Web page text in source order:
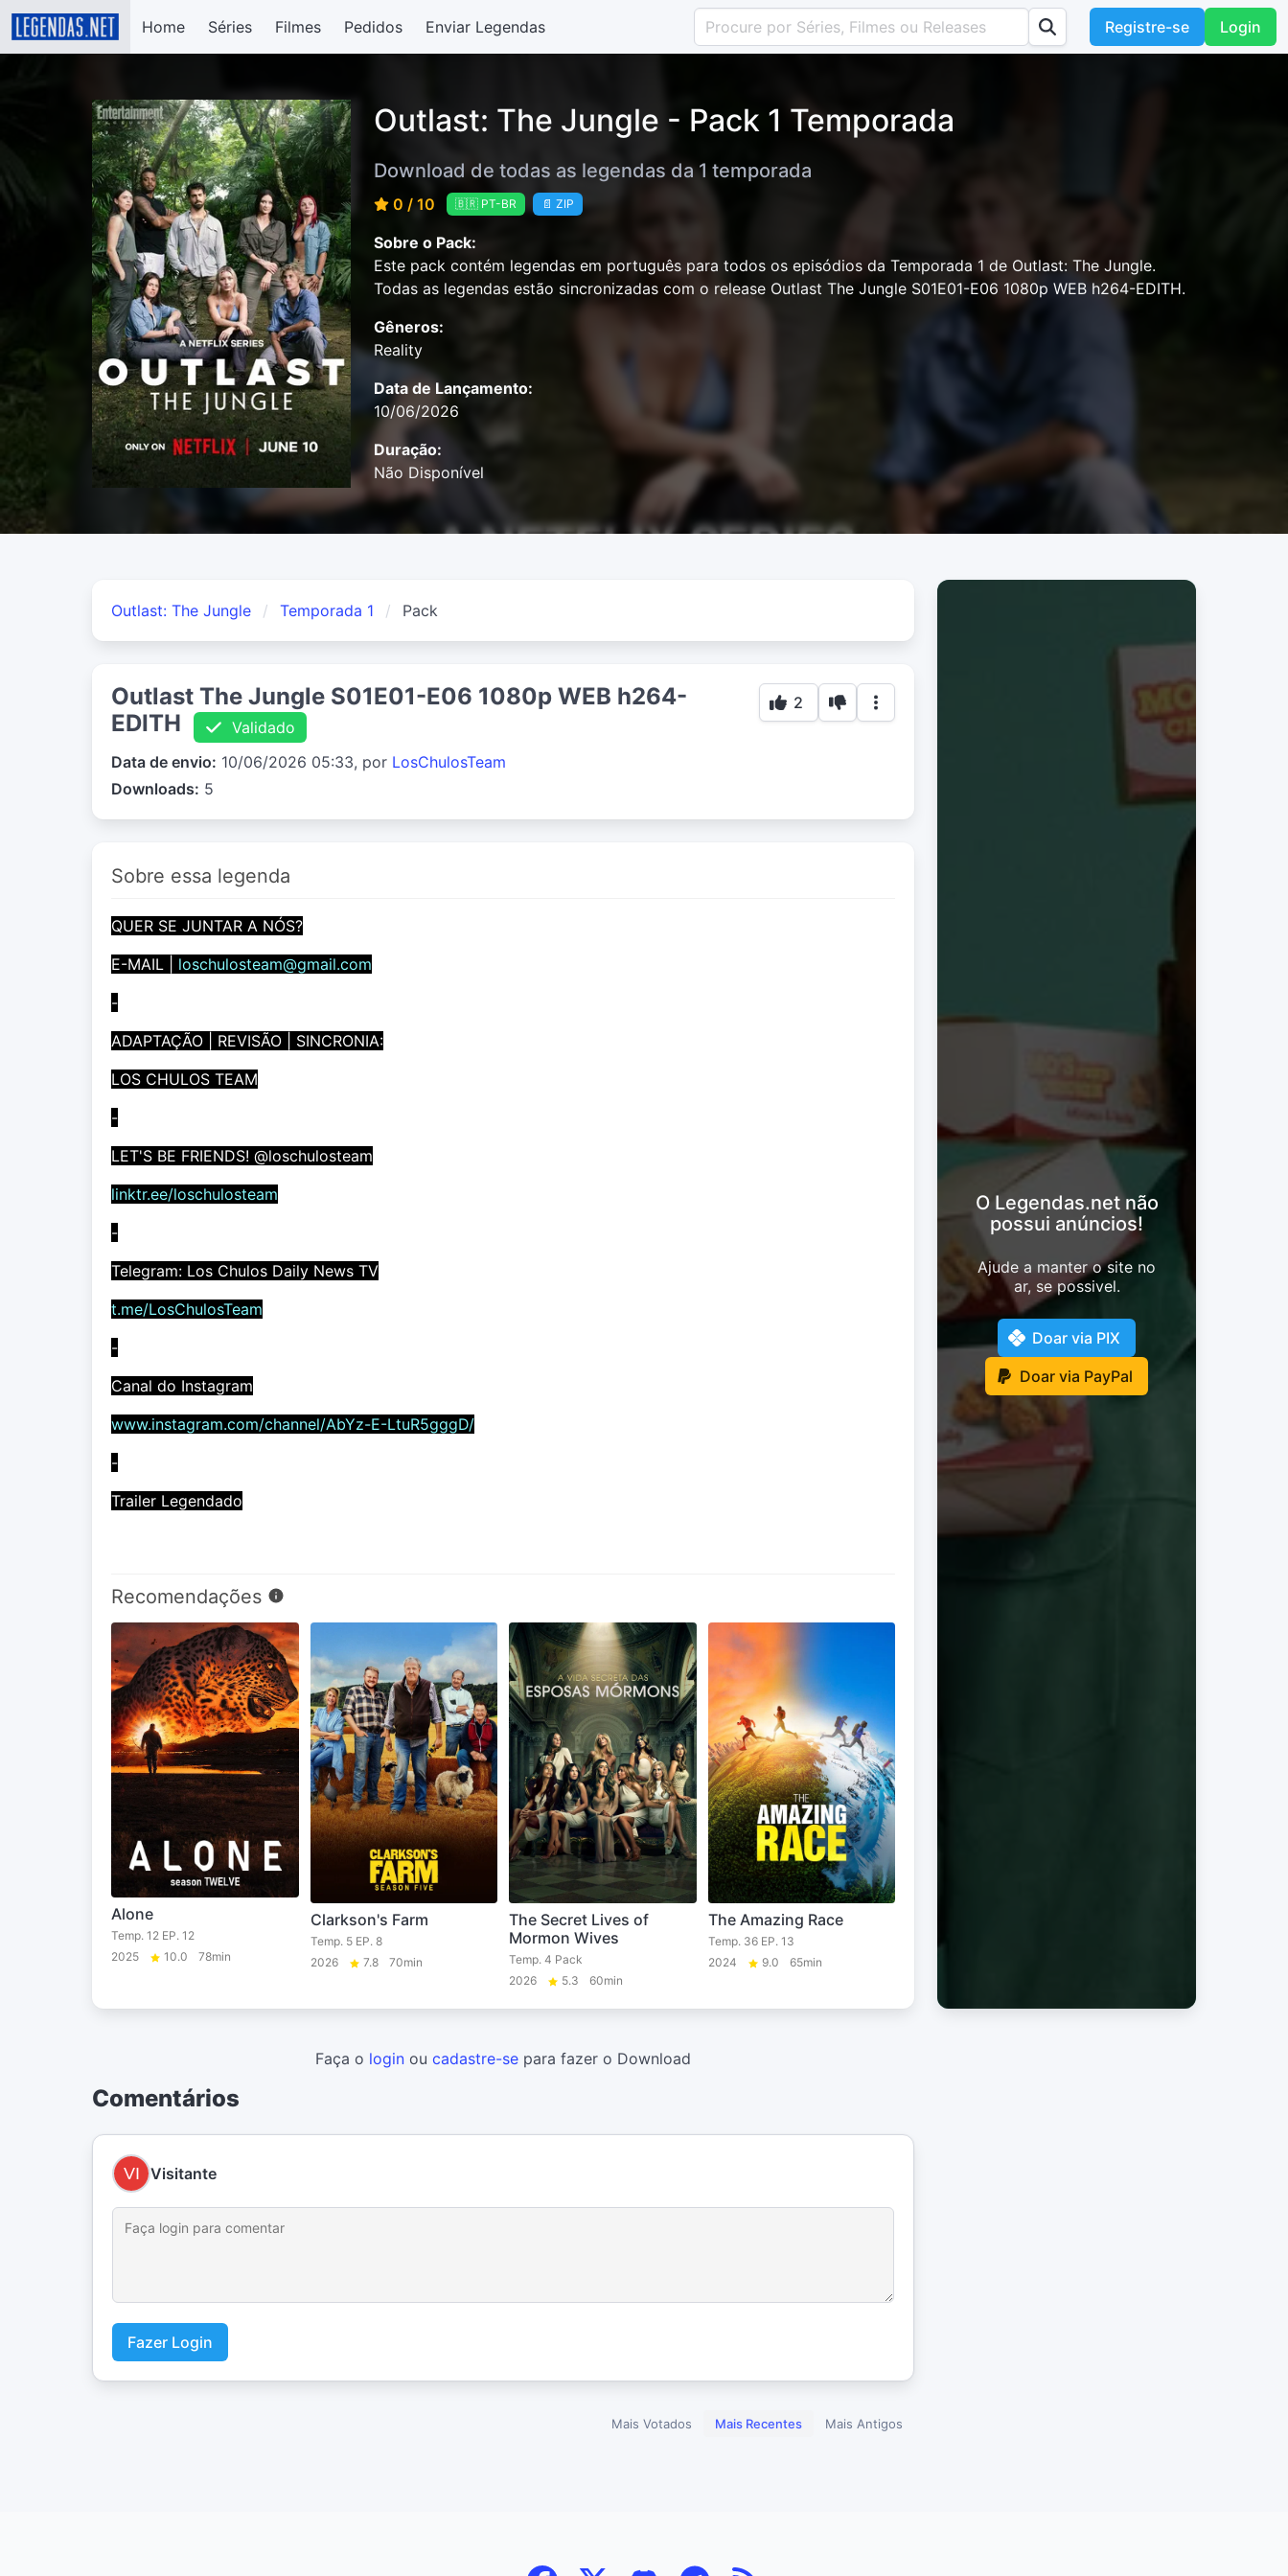
Home Séries Filmes Pedidos Enviar Legendas Registre-se Login
Outlast: The Jungle - Pack 1 Temporada
Download de todas as legendas da 1 temporada
0 / 10 🇧🇷 PT-BR 📄 ZIP
Sobre o Pack:
Este pack contém legendas em português para todos os episódios da Temporada 1 de Outlast: The Jungle.
Todas as legendas estão sincronizadas com o release Outlast The Jungle S01E01-E06 1080p WEB h264-EDITH.
Gêneros:
Reality
Data de Lançamento:
10/06/2026
Duração:
Não Disponível
Outlast: The Jungle Temporada 1 Pack
Outlast The Jungle S01E01-E06 1080p WEB h264-
EDITH
Validado
Data de envio: 10/06/2026 05:33, por LosChulosTeam
Downloads: 5
2
Sobre essa legenda
QUER SE JUNTAR A NÓS?
E-MAIL |
loschulosteam@gmail.com
-
ADAPTAÇÃO | REVISÃO | SINCRONIA:
LOS CHULOS TEAM
-
LET'S BE FRIENDS! @loschulosteam
linktr.ee/loschulosteam
-
Telegram: Los Chulos Daily News TV
t.me/LosChulosTeam
-
Canal do Instagram
www.instagram.com/channel/AbYz-E-LtuR5gggD/
-
Trailer Legendado
Recomendações
Alone
Temp. 12 EP. 12
2025
10.0 78min
Clarkson's Farm
Temp. 5 EP. 8
2026
7.8 70min
The Secret Lives of
Mormon Wives
Temp. 4 Pack
2026
5.3 60min
The Amazing Race
Temp. 36 EP. 13
2024
9.0 65min
O Legendas.net não
possui anúncios!
Ajude a manter o site no
ar, se possivel.
Doar via PIX
Doar via PayPal
Faça o login ou cadastre-se para fazer o Download
Comentários
Visitante
Fazer Login
Mais Votados Mais Recentes Mais Antigos